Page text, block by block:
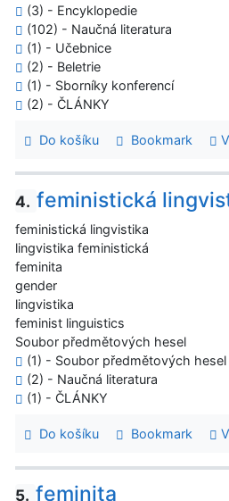
(3) - Encyklopedie
(102) - Naučná literatura
(1) - Učebnice
(2) - Beletrie
(1) - Sborníky konferencí
(2) - ČLÁNKY
Do košíku Bookmark
4. feministická
feministická lingvistika
lingvistika feministická
feminita
gender
lingvistika
feminist linguistics
Soubor předmětových hesel
(1) - Soubor předmětových hesel
(2) - Naučná literatura
(1) - ČLÁNKY
Do košíku Bookmark
5. feminita